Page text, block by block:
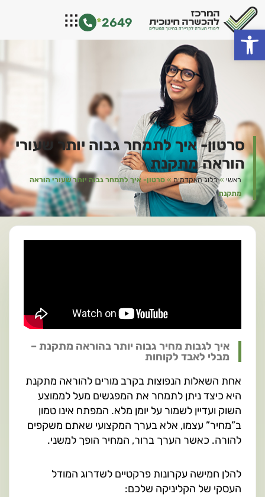
פתח סרגל נגישות
דילוג
לתוכן
2649
*
סרטון- איך לתמחר גבוה יותר שעורי
הוראה מתקנת
ראשי »בלוג האקדמיה»סרטון- איך לתמחר גבוה יותר שעורי הוראה
מתקנת
איך לגבות מחיר גבוה יותר בהוראה מתקנת –
מבלי לאבד לקוחות
אחת השאלות הנפוצות בקרב מורים להוראה מתקנת
היא כיצד ניתן לתמחר את המפגשים מעל לממוצע
השוק ועדיין לשמור על יומן מלא. המפתח אינו טמון
ב”מחיר” עצמו, אלא בערך המקצועי שאתם משקפים
להורה. כאשר הערך ברור, המחיר הופך למשני.
להלן חמישה עקרונות פרקטיים לשדרוג המודל
העסקי של הקליניקה שלכם: